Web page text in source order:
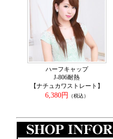
ハーフキャップ
J-806耐熱
【ナチュカワストレート】
6,380円
（税込）